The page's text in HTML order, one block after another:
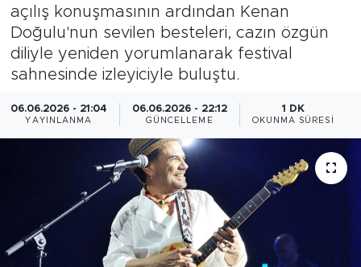
açılış konuşmasının ardından Kenan
Doğulu'nun sevilen besteleri, cazın özgün
diliyle yeniden yorumlanarak festival
sahnesinde izleyiciyle buluştu.
06.06.2026 - 21:04
YAYINLANMA
06.06.2026 - 22:12
GÜNCELLEME
1 DK
OKUNMA SÜRESI
Özel Haber
Politika
Resmi İlanlar
Turizm